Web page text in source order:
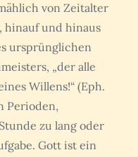
von Zeitalter
hinauf und hinaus
ursprünglichen
„der alle
Willens!“ (Eph.
Perioden,
zu lang oder
Gott ist ein